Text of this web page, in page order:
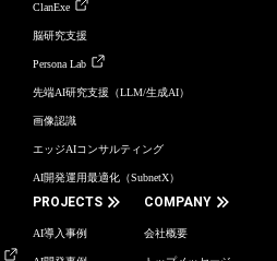
ClanExe
脳研究支援
Persona Lab
先端AI研究支援（LLM/生成AI）
画像認識
エッジAIコンサルティング
AI開発運用最適化（SubnetX）
PROJECTS
AI導入事例
COMPANY
会社概要